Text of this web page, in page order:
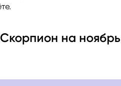
Скорпион на